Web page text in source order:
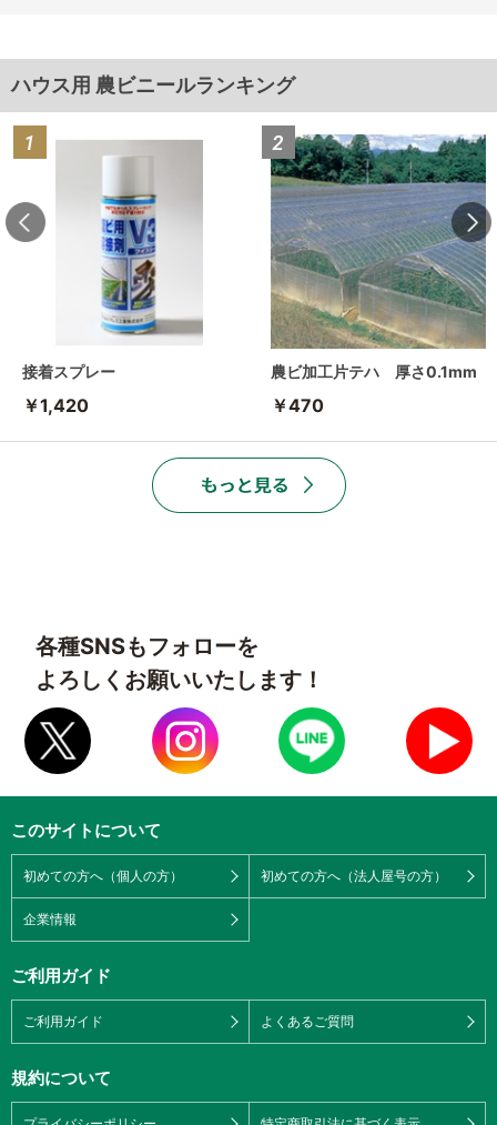
ハウス用 農ビニールランキング
接着スプレー
￥1,420
農ビ加工片テハ 厚さ0.1mm
￥470
各種SNSもフォローを
よろしくお願いいたします！
このサイトについて
初めての方へ（個人の方） 初めての方へ（法人屋号の方）
企業情報
ご利用ガイド
ご利用ガイド よくあるご質問
規約について